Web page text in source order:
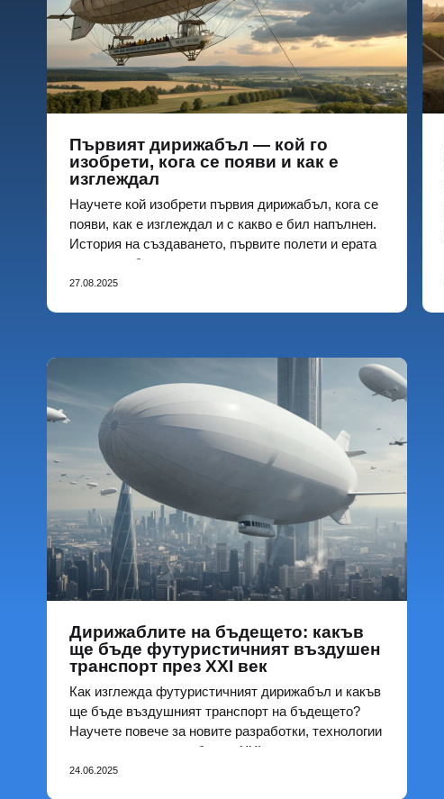
Първият дирижабъл — кой го
изобрети, кога се появи и как е
изглеждал
Научете кой изобрети първия дирижабъл, кога се
появи, как е изглеждал и с какво е бил напълнен.
История на създаването, първите полети и ерата
на дирижаблите
27.08.2025
Дирижаблите на бъдещето: какъв
ще бъде футуристичният въздушен
транспорт през XXI век
Как изглежда футуристичният дирижабъл и какъв
ще бъде въздушният транспорт на бъдещето?
Научете повече за новите разработки, технологии
и проекти на дирижабли от XXI век, които вече
променят представите ни за полетите
24.06.2025